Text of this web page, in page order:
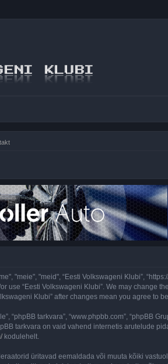
"meie", "meid", “Eesti Volkswageni Klubi”,
use “Eesti Volkswageni Klubi”. We may change
Klubi” after changes mean you agree to
“phpBB tarkvara”, “www.phpbb.com”, “phpBB
tarkvara on vaid vahend internetis arutelude
kodulehelt.
üritavad eemaldada või muuta kõiki